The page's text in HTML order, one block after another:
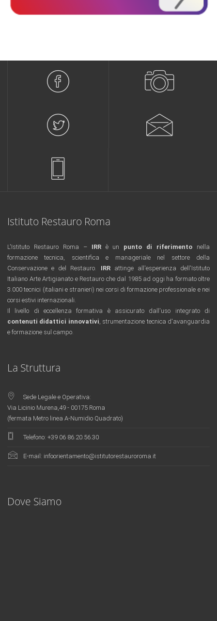
Istituto Restauro Roma
L'Istituto Restauro Roma – IRRè un punto di riferimento nella
formazione tecnica, scientifica e manageriale nel settore della
Conservazione e del Restauro. IRRattinge all'esperienza dell'Istituto
Italiano Arte Artigianato e Restauro che dal 1985 ad oggi ha formato oltre
3.000 tecnici (italiani e stranieri) nei corsi di formazione professionale e nei
corsi estivi internazionali.
Il livello di eccellenza formativa è assicurato dall'uso integrato di
contenuti didattici innovativi, strumentazione tecnica d'avanguardia
e formazione sul campo.
La Struttura
Sede Legale e Operativa:
Via Licinio Murena,49 - 00175 Roma
(fermata Metro linea A-Numidio Quadrato)
Telefono: +39 06 86.20.56.30
E-mail: infoorientamento@istitutorestauroroma.it
level of training..
Dove Siamo